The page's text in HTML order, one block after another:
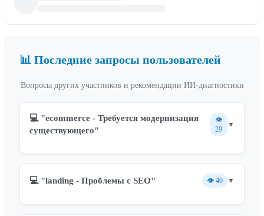
📊 Последние запросы пользователей
Вопросы других участников и рекомендации ИИ-диагностики
💻 "ecommerce - Требуется модернизация
существующего"
👁️
29
▼
💻 "landing - Проблемы с SEO" 👁️ 40 ▼